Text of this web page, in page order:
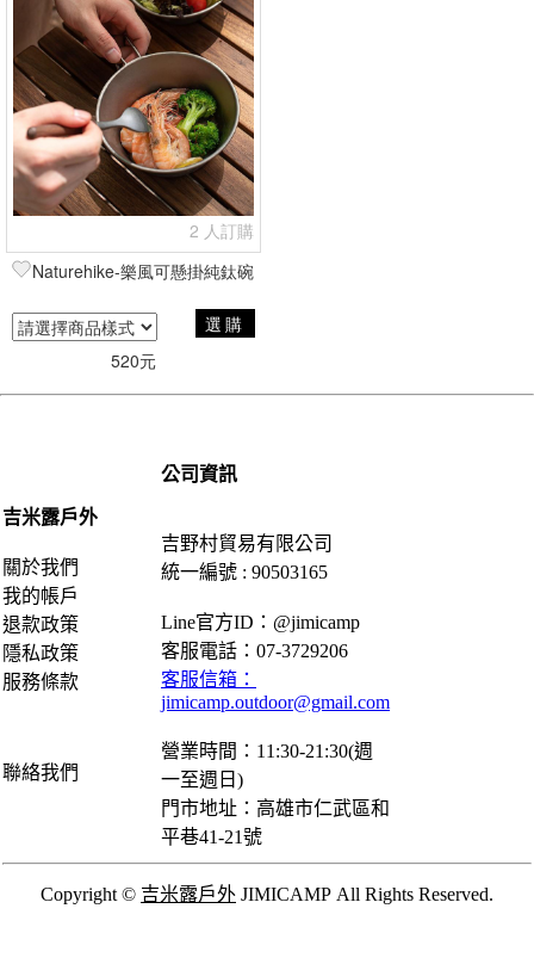
2 人訂購
Naturehike-樂風可懸掛純鈦碗
選購
520元